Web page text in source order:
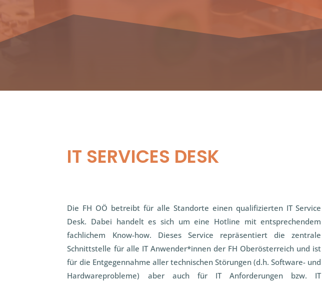
IT SERVICES DESK
Die FH OÖ betreibt für alle Standorte einen qualifizierten IT Service
Desk. Dabei handelt es sich um eine Hotline mit entsprechendem
fachlichem Know-how. Dieses Service repräsentiert die zentrale
Schnittstelle für alle IT Anwender*innen der FH Oberösterreich und ist
für die Entgegennahme aller technischen Störungen (d.h. Software- und
Hardwareprobleme) aber auch für IT Anforderungen bzw. IT